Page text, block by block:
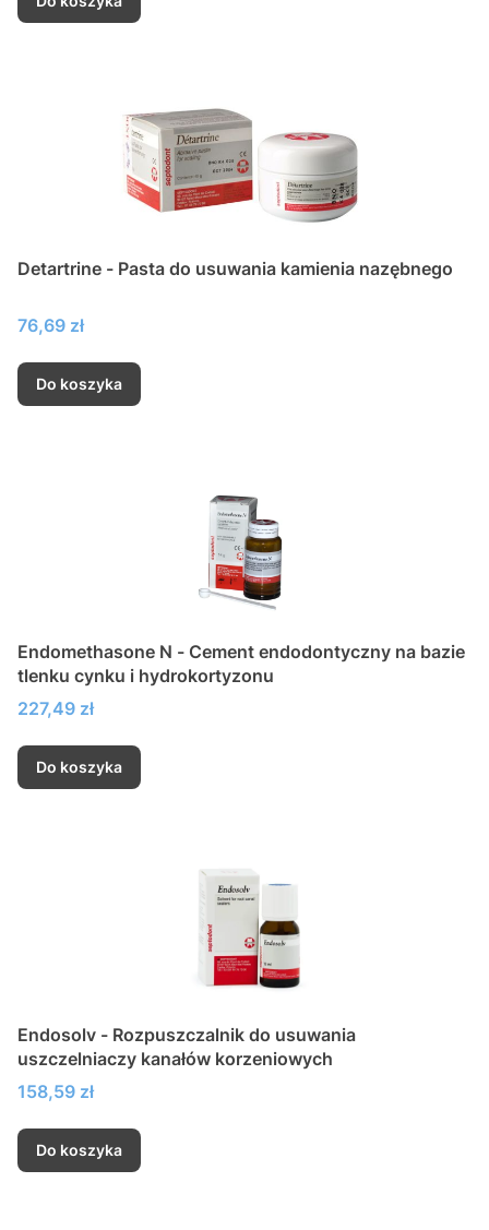
Detartrine - Pasta do usuwania kamienia nazębnego
Cena
76,69 zł
Do koszyka
Endomethasone N - Cement endodontyczny na bazie
tlenku cynku i hydrokortyzonu
Cena
227,49 zł
Do koszyka
Endosolv - Rozpuszczalnik do usuwania
uszczelniaczy kanałów korzeniowych
Cena
158,59 zł
Do koszyka